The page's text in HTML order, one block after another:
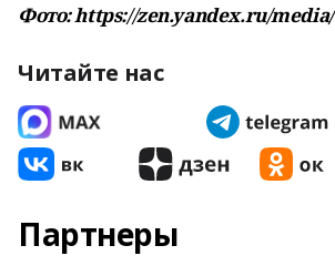
Фото: https://zen.yandex.ru/media/
Читайте нас
Партнеры